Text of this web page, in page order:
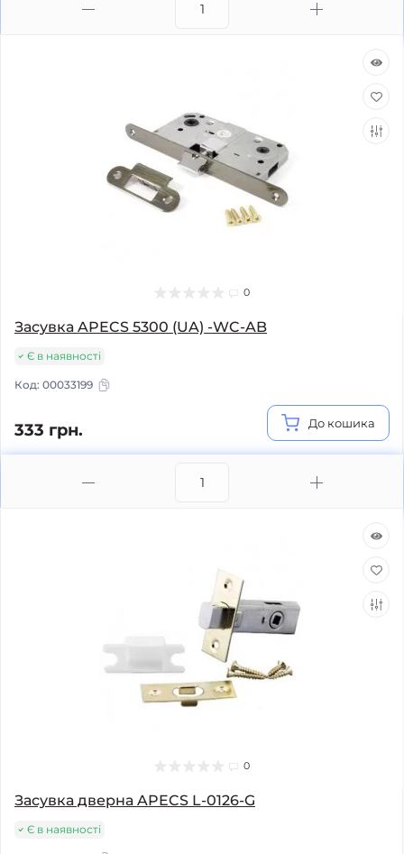
0
Засувка APECS 5300 (UA) -WC-AB
Є в наявності
Код: 00033199
333 грн. До кошика
0
Засувка дверна APECS L-0126-G
Є в наявності